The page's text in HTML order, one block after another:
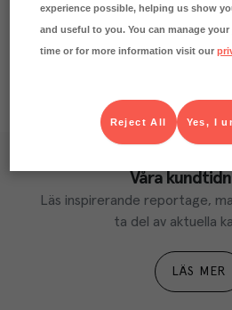
Våra
Läs inspirerande reportage,
ta del av aktuella
LÄS MER
experience possible, helping us show
and useful to you. You can manage your
time or for more information visit our
Yes, I
Reject All